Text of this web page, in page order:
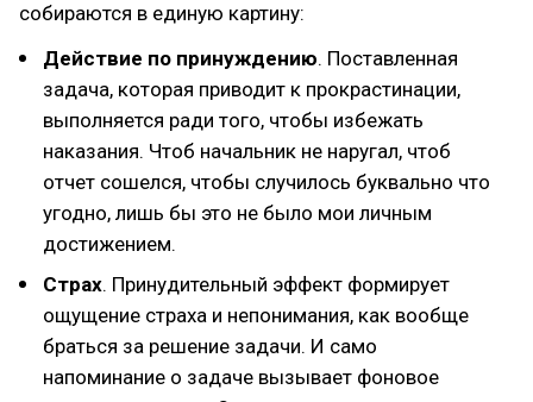
собираются в единую картину:
Действие по принуждению. Поставленная
задача, которая приводит к прокрастинации,
выполняется ради того, чтобы избежать
наказания. Чтоб начальник не наругал, чтоб
отчет сошелся, чтобы случилось буквально что
угодно, лишь бы это не было мои личным
достижением.
Страх. Принудительный эффект формирует
ощущение страха и непонимания, как вообще
браться за решение задачи. И само
напоминание о задаче вызывает фоновое